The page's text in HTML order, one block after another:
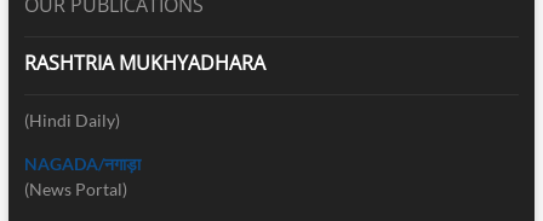
RASHTRIA MUKHYADHARA
(Hindi Daily)
NAGADA/नगाड़ा
(News Portal)